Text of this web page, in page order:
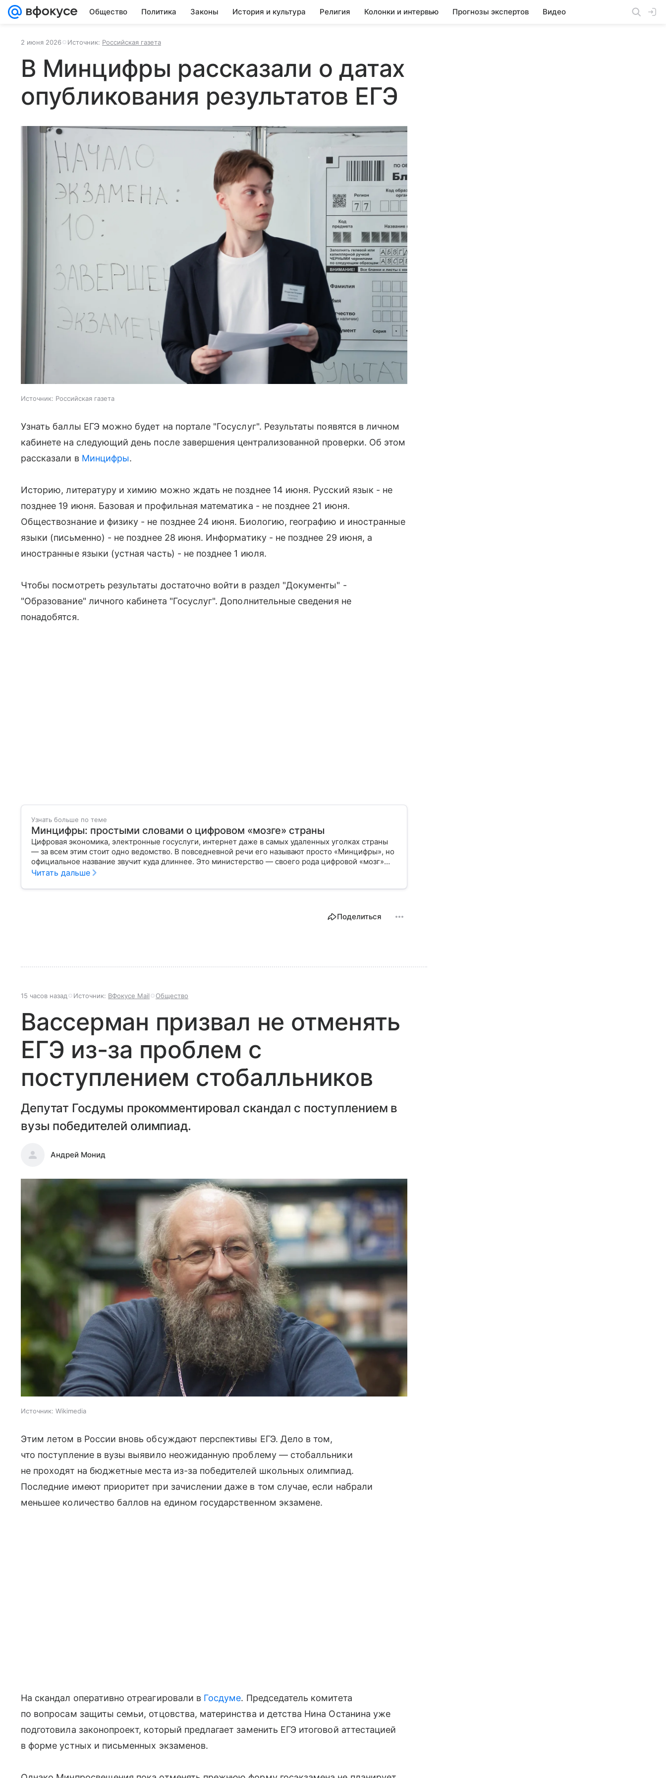
Общество Политика Законы История и культура Религия Колонки и интервью Прогнозы экспертов Видео
2 июня 2026 Источник: Российская газета
В Минцифры рассказали о датах
опубликования результатов ЕГЭ
Источник: Российская газета
Узнать баллы ЕГЭ можно будет на портале "Госуслуг". Результаты появятся в личном
кабинете на следующий день после завершения централизованной проверки. Об этом
рассказали в Минцифры.
Историю, литературу и химию можно ждать не позднее 14 июня. Русский язык - не
позднее 19 июня. Базовая и профильная математика - не позднее 21 июня.
Обществознание и физику - не позднее 24 июня. Биологию, географию и иностранные
языки (письменно) - не позднее 28 июня. Информатику - не позднее 29 июня, а
иностранные языки (устная часть) - не позднее 1 июля.
Чтобы посмотреть результаты достаточно войти в раздел "Документы" -
"Образование" личного кабинета "Госуслуг". Дополнительные сведения не
понадобятся.
Узнать больше по теме
Минцифры: простыми словами о цифровом «мозге» страны
Цифровая экономика, электронные госуслуги, интернет даже в самых удаленных уголках страны
— за всем этим стоит одно ведомство. В повседневной речи его называют просто «Минцифры», но
официальное название звучит куда длиннее. Это министерство — своего рода цифровой «мозг»
России, который отвечает за развитие технологий, связь и информационную среду. В статье
нас.
Читать дальше
Поделиться
15 часов назад Источник: ВФокусе Mail Общество
Вассерман призвал не отменять
ЕГЭ из-за проблем с
поступлением стобалльников
Депутат Госдумы прокомментировал скандал с поступлением в
вузы победителей олимпиад.
Андрей Монид
Источник: Wikimedia
Этим летом в России вновь обсуждают перспективы ЕГЭ. Дело в том,
что поступление в вузы выявило неожиданную проблему — стобалльники
не проходят на бюджетные места из-за победителей школьных олимпиад.
Последние имеют приоритет при зачислении даже в том случае, если набрали
меньшее количество баллов на едином государственном экзамене.
На скандал оперативно отреагировали в Госдуме. Председатель комитета
по вопросам защиты семьи, отцовства, материнства и детства Нина Останина уже
подготовила законопроект, который предлагает заменить ЕГЭ итоговой аттестацией
в форме устных и письменных экзаменов.